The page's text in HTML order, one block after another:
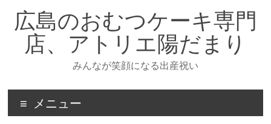
キ
プ
広島のおむつケーキ専門
店、アトリエ陽だまり
みんなが笑顔になる出産祝い
メニュー